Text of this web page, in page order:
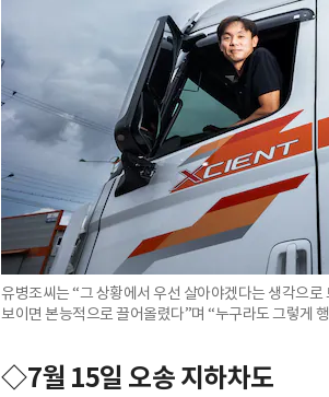
유병조씨는 “그 상황에서 우선 살아야겠다는 생각으
보이면 본능적으로 끌어올렸다”며 “누구라도 그렇게
◇7월 15일 오송 지하차도